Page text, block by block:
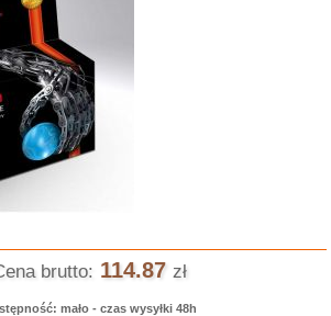
brutto: 114.87 zł
mało - czas wysyłki 48h